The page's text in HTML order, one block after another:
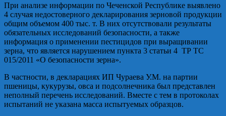
При анализе информации по Чеченской Республике выявлено
4 случая недостоверного декларирования зерновой продукции
общим объемом 400 тыс. т. В них отсутствовали результаты
обязательных исследований безопасности, а также
информация о применении пестицидов при выращивании
зерна, что является нарушением пункта 3 статьи 4 ТР ТС
015/2011 «О безопасности зерна».
В частности, в декларациях ИП Чураева У.М. на партии
пшеницы, кукурузы, овса и подсолнечника был представлен
неполный перечень исследований. Вместе с тем в протоколах
испытаний не указана масса испытуемых образцов.